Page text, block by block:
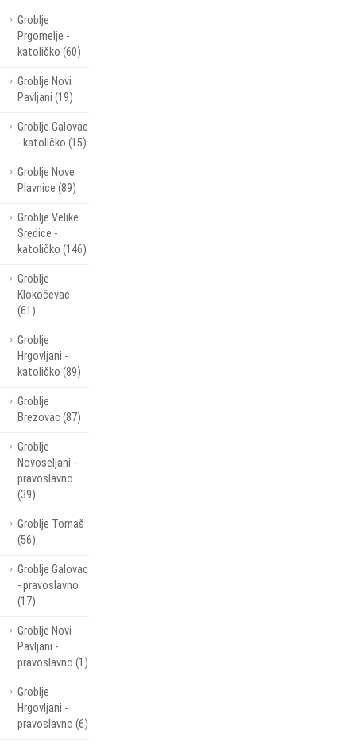
Groblje
Prgomelje -
katoličko (60)
Groblje Novi
Pavljani (19)
Groblje Galovac
- katoličko (15)
Groblje Nove
Plavnice (89)
Groblje Velike
Sredice -
katoličko (146)
Groblje
Klokočevac
(61)
Groblje
Hrgovljani -
katoličko (89)
Groblje
Brezovac (87)
Groblje
Novoseljani -
pravoslavno
(39)
Groblje Tomaš
(56)
Groblje Galovac
- pravoslavno
(17)
Groblje Novi
Pavljani -
pravoslavno (1)
Groblje
Hrgovljani -
pravoslavno (6)